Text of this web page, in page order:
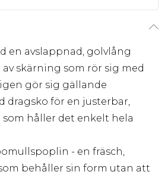
en avslappnad, golvlång
skärning som rör sig med
gör sig gällande
dragsko för en justerbar,
som håller det enkelt hela
- en fräsch,
behåller sin form utan att